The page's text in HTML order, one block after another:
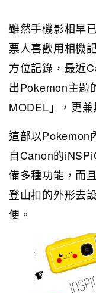
雖然手機影相早
票人喜歡用相機
方位記錄，最近
出Pokemon主題
MODEL」，更兼
這部以Pokemon
自Canon的
備多種功能，而
登山扣的外形去
便。